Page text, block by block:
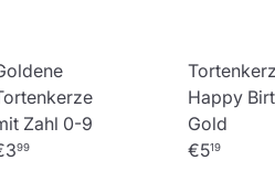
Zahl 0-9
99
Happy
Gold
€519